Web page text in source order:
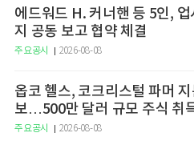
에드워드 H. 커너핸 등 5인, 업
지 공동 보고 협약 체결
주요공시 2026-08-08
옵코 헬스, 코크리스털 파머
보…500만 달러 규모 주식 취
주요공시 2026-08-08